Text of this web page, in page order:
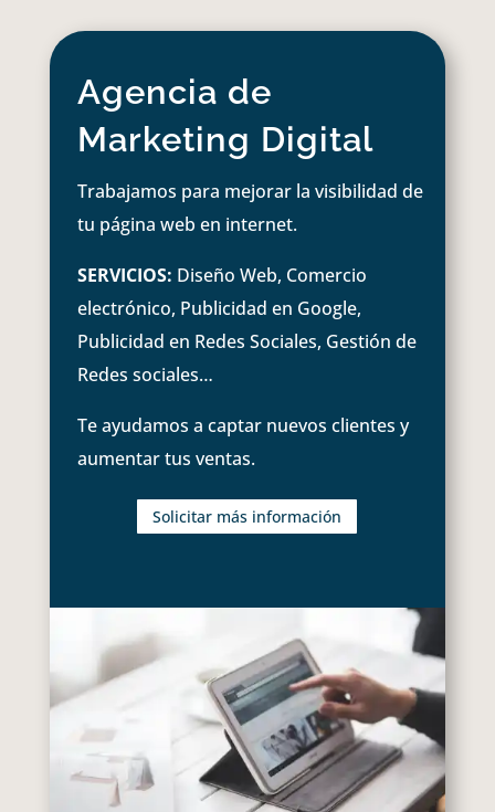
Agencia de
Marketing Digital
Trabajamos para mejorar la visibilidad de
tu página web en internet.
SERVICIOS: Diseño Web, Comercio
electrónico, Publicidad en Google,
Publicidad en Redes Sociales, Gestión de
Redes sociales…
Te ayudamos a captar nuevos clientes y
aumentar tus ventas.
Solicitar más información